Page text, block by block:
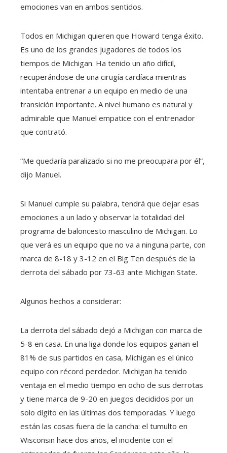
emociones van en ambos sentidos.
Todos en Michigan quieren que Howard tenga éxito.
Es uno de los grandes jugadores de todos los
tiempos de Michigan. Ha tenido un año difícil,
recuperándose de una cirugía cardíaca mientras
intentaba entrenar a un equipo en medio de una
transición importante. A nivel humano es natural y
admirable que Manuel empatice con el entrenador
que contrató.
“Me quedaría paralizado si no me preocupara por él”,
dijo Manuel.
Si Manuel cumple su palabra, tendrá que dejar esas
emociones a un lado y observar la totalidad del
programa de baloncesto masculino de Michigan. Lo
que verá es un equipo que no va a ninguna parte, con
marca de 8-18 y 3-12 en el Big Ten después de la
derrota del sábado por 73-63 ante Michigan State.
Algunos hechos a considerar:
La derrota del sábado dejó a Michigan con marca de
5-8 en casa. En una liga donde los equipos ganan el
81% de sus partidos en casa, Michigan es el único
equipo con récord perdedor. Michigan ha tenido
ventaja en el medio tiempo en ocho de sus derrotas
y tiene marca de 9-20 en juegos decididos por un
solo dígito en las últimas dos temporadas. Y luego
están las cosas fuera de la cancha: el tumulto en
Wisconsin hace dos años, el incidente con el